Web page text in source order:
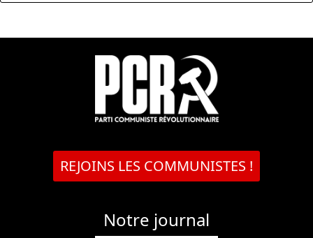
REJOINS LES COMMUNISTES !
Notre journal